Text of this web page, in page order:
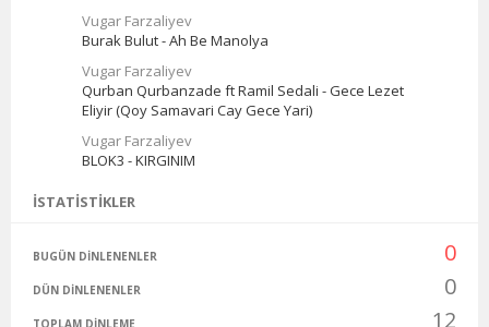
Vugar Farzaliyev
Burak Bulut - Ah Be Manolya
Vugar Farzaliyev
Qurban Qurbanzade ft Ramil Sedali - Gece Lezet
Eliyir (Qoy Samavari Cay Gece Yari)
Vugar Farzaliyev
BLOK3 - KIRGINIM
İSTATISTIKLER
BUGÜN DINLENENLER 0
DÜN DINLENENLER 0
TOPLAM DINLEME 12